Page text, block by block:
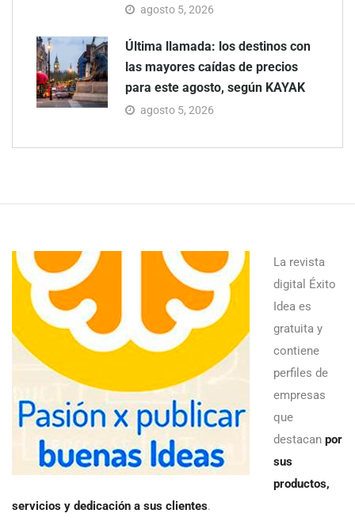
agosto 5, 2026
Última llamada: los destinos con
las mayores caídas de precios
para este agosto, según KAYAK
agosto 5, 2026
La revista
digital Éxito
Idea es
gratuita y
contiene
perfiles de
empresas
que
destacan por
sus
productos,
servicios y dedicación a sus clientes.